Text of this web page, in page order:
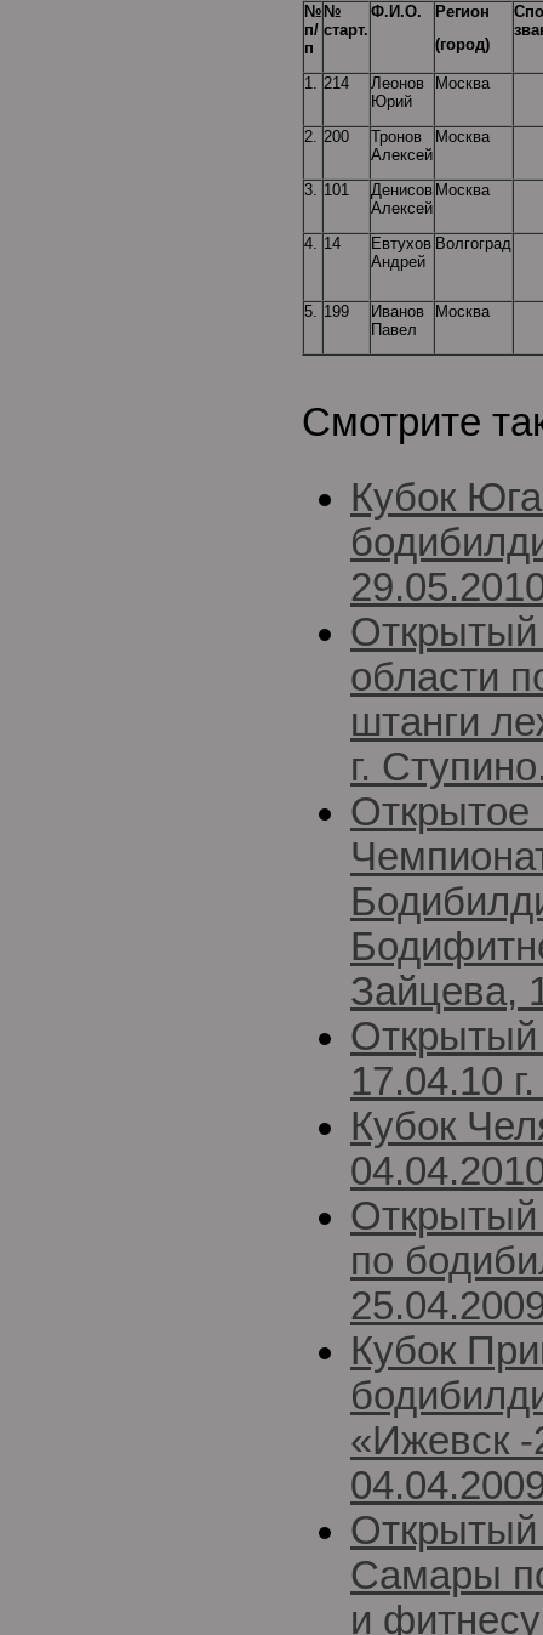
№
п/
п
№
старт.
Ф.И.О.
Регион
(город)
1. 214
Леонов
Юрий
Москва
2. 200
Тронов
Алексей
Москва
3. 101
Денисов
Алексей
Москва
4. 14
Евтухов
Андрей
Волгоград
5. 199
Иванов
Павел
Москва
Смотрите
Кубок
Открытый
области
штанги
г.
Открытое
Зайцева,
17.04.10
Кубок
по
Кубок
«Ижевск -
Открытый
Самары
и фитнесу